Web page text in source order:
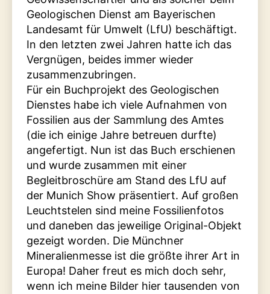
Geologischen Dienst am Bayerischen
Landesamt für Umwelt (LfU) beschäftigt.
In den letzten zwei Jahren hatte ich das
Vergnügen, beides immer wieder
zusammenzubringen.
Für ein Buchprojekt des Geologischen
Dienstes habe ich viele Aufnahmen von
Fossilien aus der Sammlung des Amtes
(die ich einige Jahre betreuen durfte)
angefertigt. Nun ist das Buch erschienen
und wurde zusammen mit einer
Begleitbroschüre am Stand des LfU auf
der Munich Show präsentiert. Auf großen
Leuchtstelen sind meine Fossilienfotos
und daneben das jeweilige Original-Objekt
gezeigt worden. Die Münchner
Mineralienmesse ist die größte ihrer Art in
Europa! Daher freut es mich doch sehr,
wenn ich meine Bilder hier tausenden von